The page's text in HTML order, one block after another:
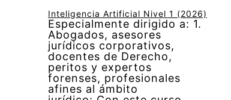
Inteligencia Artificial Nivel 1 (2026)
Especialmente dirigido a: 1.
Abogados, asesores
jurídicos corporativos,
docentes de Derecho,
peritos y expertos
forenses, profesionales
afines al ámbito